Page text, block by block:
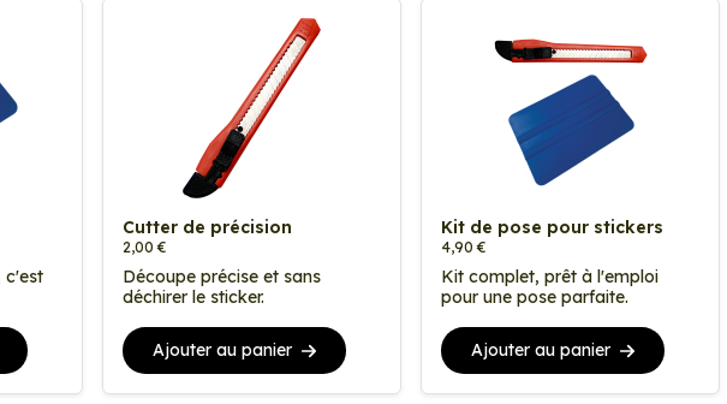
c'est
Cutter de précision
2,00 €
Découpe précise et sans
déchirer le sticker.
Ajouter au panier
Kit de pose pour stickers
4,90 €
Kit complet, prêt à l'emploi
pour une pose parfaite.
Ajouter au panier